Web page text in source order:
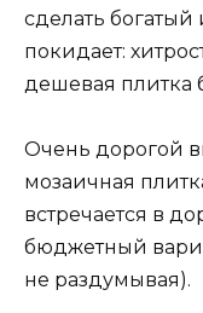
Очень дорогой
мозаичная
встречается в
бюджетный
не раздумывая).